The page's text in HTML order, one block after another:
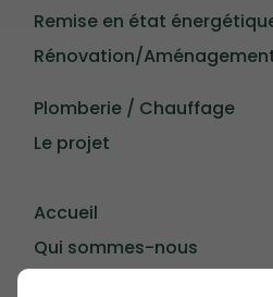
Remise en état
Rénovation/
Plomberie / Chauffage
Le projet
Accueil
Qui sommes-nous